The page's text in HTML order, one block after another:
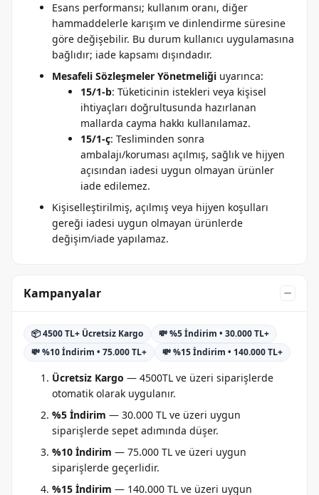
Esans performansı; kullanım oranı, diğer
hammaddelerle karışım ve dinlendirme süresine
göre değişebilir. Bu durum kullanıcı uygulamasına
bağlıdır; iade kapsamı dışındadır.
Mesafeli Sözleşmeler Yönetmeliği uyarınca:
15/1-b: Tüketicinin istekleri veya kişisel
ihtiyaçları doğrultusunda hazırlanan
mallarda cayma hakkı kullanılamaz.
15/1-ç: Tesliminden sonra
ambalajı/koruması açılmış, sağlık ve hijyen
açısından iadesi uygun olmayan ürünler
iade edilemez.
Kişiselleştirilmiş, açılmış veya hijyen koşulları
gereği iadesi uygun olmayan ürünlerde
değişim/iade yapılamaz.
Kampanyalar
📦 4500 TL+ Ücretsiz Kargo
💸 %5 İndirim • 30.000 TL+
💸 %10 İndirim • 75.000 TL+
💸 %15 İndirim • 140.000 TL+
Ücretsiz Kargo — 4500TL ve üzeri siparişlerde
otomatik olarak uygulanır.
%5 İndirim — 30.000 TL ve üzeri uygun
siparişlerde sepet adımında düşer.
%10 İndirim — 75.000 TL ve üzeri uygun
siparişlerde geçerlidir.
%15 İndirim — 140.000 TL ve üzeri uygun